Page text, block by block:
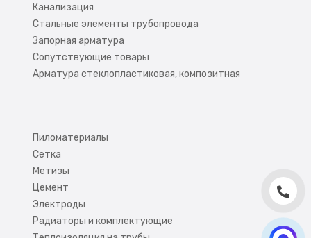
Канализация
Стальные элементы трубопровода
Запорная арматура
Сопутствующие товары
Арматура стеклопластиковая, композитная
Пиломатериалы
Сетка
Метизы
Цемент
Электроды
Радиаторы и комплектующие